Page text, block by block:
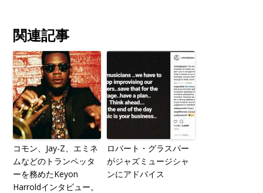
関連記事
コモン、Jay-Z、エミネ
ムなどのトランペッタ
ーを務めたKeyon
Harroldインタビュー。
ロバート・グラスパー
がジャズミュージシャ
ンにアドバイス